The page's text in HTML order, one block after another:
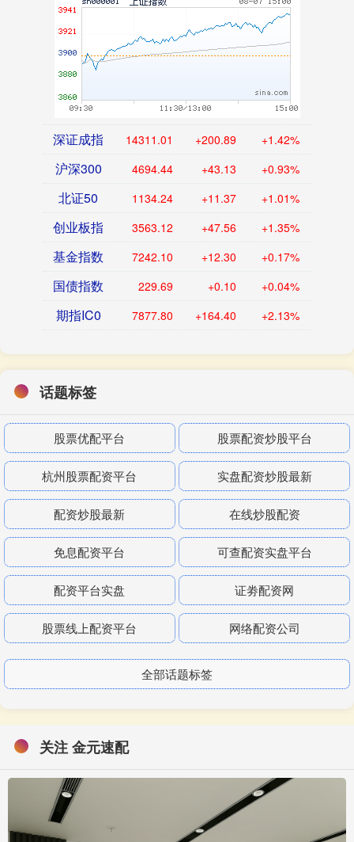
深证成指 14311.01 +200.89 +1.42%
沪深300 4694.44 +43.13 +0.93%
北证50 1134.24 +11.37 +1.01%
创业板指 3563.12 +47.56 +1.35%
基金指数 7242.10 +12.30 +0.17%
国债指数 229.69 +0.10 +0.04%
期指IC0 7877.80 +164.40 +2.13%
话题标签
股票优配平台 股票配资炒股平台
杭州股票配资平台 实盘配资炒股最新
配资炒股最新 在线炒股配资
免息配资平台 可查配资实盘平台
配资平台实盘 证劵配资网
股票线上配资平台 网络配资公司
全部话题标签
关注 金元速配